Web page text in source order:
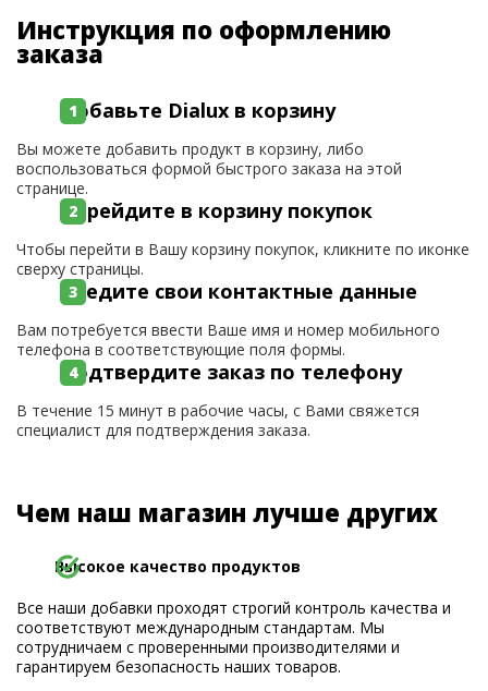
Инструкция по оформлению
заказа
Добавьте Dialux в корзину
Вы можете добавить продукт в корзину, либо
воспользоваться формой быстрого заказа на этой
странице.
Перейдите в корзину покупок
Чтобы перейти в Вашу корзину покупок, кликните по иконке
сверху страницы.
Введите свои контактные данные
Вам потребуется ввести Ваше имя и номер мобильного
телефона в соответствующие поля формы.
Подтвердите заказ по телефону
В течение 15 минут в рабочие часы, с Вами свяжется
специалист для подтверждения заказа.
Чем наш магазин лучше других
Высокое качество продуктов
Все наши добавки проходят строгий контроль качества и
соответствуют международным стандартам. Мы
сотрудничаем с проверенными производителями и
гарантируем безопасность наших товаров.